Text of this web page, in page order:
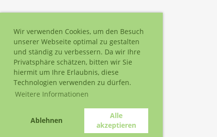
Wir verwenden Cookies, um den Besuch
unserer Webseite optimal zu gestalten
und ständig zu verbessern. Da wir Ihre
Privatsphäre schätzen, bitten wir Sie
hiermit um Ihre Erlaubnis, diese
Technologien verwenden zu dürfen.
Weitere Informationen
Ablehnen
Alle
akzeptieren